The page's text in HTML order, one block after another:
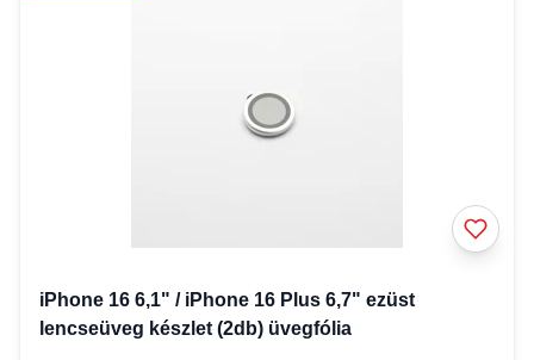
iPhone 16 6,1" / iPhone 16 Plus 6,7" ezüst
lencseüveg készlet (2db) üvegfólia